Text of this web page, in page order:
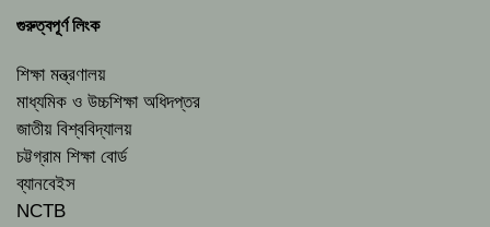
গুরুত্বপূর্ণ লিংক
শিক্ষা মন্ত্রণালয়
মাধ্যমিক ও উচ্চশিক্ষা অধিদপ্তর
জাতীয় বিশ্ববিদ্যালয়
চট্টগ্রাম শিক্ষা বোর্ড
ব্যানবেইস
NCTB